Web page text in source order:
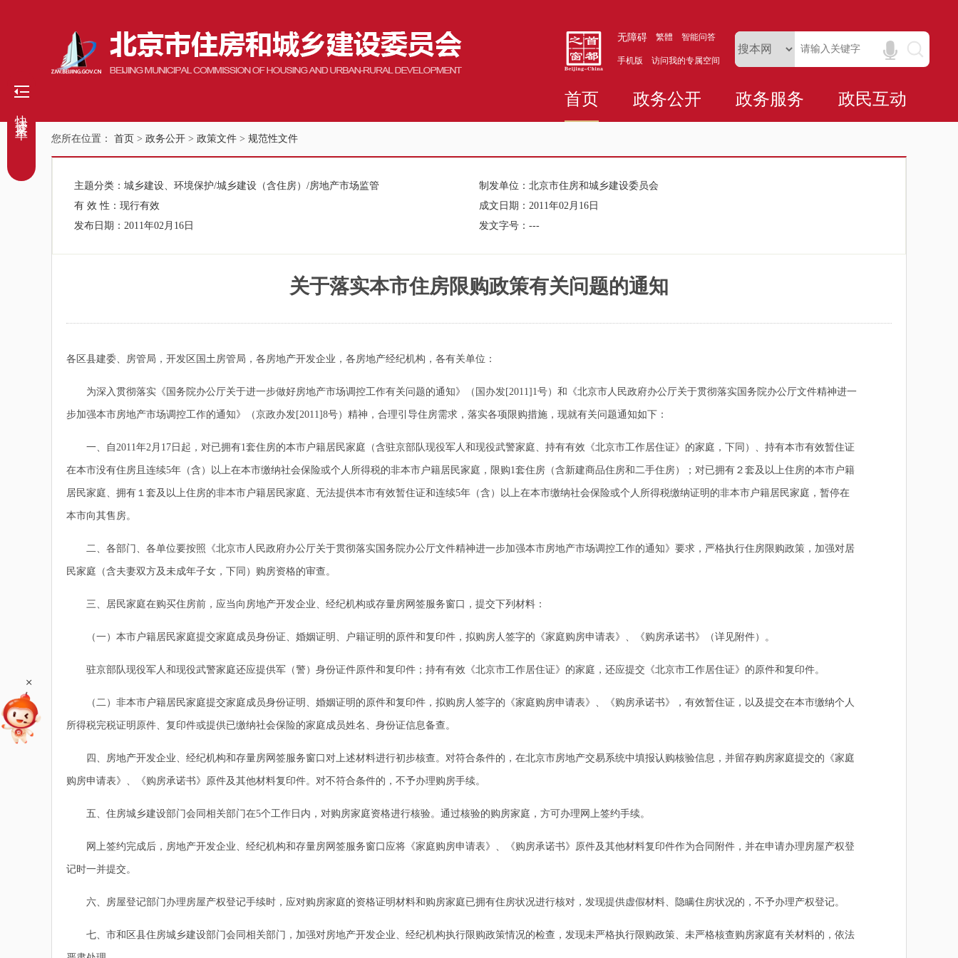
无障碍 繁體 智能问答
手机版 访问我的专属空间
首页 政务公开 政务服务 政民互动
您所在位置： 首页 > 政务公开 > 政策文件 > 规范性文件
主题分类： 城乡建设、环境保护/城乡建设（含住房）/房地产市场监管 制发单位： 北京市住房和城乡建设委员会
有 效 性： 现行有效 成文日期： 2011年02月16日
发布日期： 2011年02月16日 发文字号： ---
关于落实本市住房限购政策有关问题的通知
各区县建委、房管局，开发区国土房管局，各房地产开发企业，各房地产经纪机构，各有关单位：
为深入贯彻落实《国务院办公厅关于进一步做好房地产市场调控工作有关问题的通知》（国办发[2011]1号）和《北京市人民政府办公厅关于贯彻落实国务院办公厅文件精神进一
步加强本市房地产市场调控工作的通知》（京政办发[2011]8号）精神，合理引导住房需求，落实各项限购措施，现就有关问题通知如下：
一、自2011年2月17日起，对已拥有1套住房的本市户籍居民家庭（含驻京部队现役军人和现役武警家庭、持有有效《北京市工作居住证》的家庭，下同）、持有本市有效暂住证
在本市没有住房且连续5年（含）以上在本市缴纳社会保险或个人所得税的非本市户籍居民家庭，限购1套住房（含新建商品住房和二手住房）；对已拥有２套及以上住房的本市户籍
居民家庭、拥有１套及以上住房的非本市户籍居民家庭、无法提供本市有效暂住证和连续5年（含）以上在本市缴纳社会保险或个人所得税缴纳证明的非本市户籍居民家庭，暂停在
本市向其售房。
二、各部门、各单位要按照《北京市人民政府办公厅关于贯彻落实国务院办公厅文件精神进一步加强本市房地产市场调控工作的通知》要求，严格执行住房限购政策，加强对居
民家庭（含夫妻双方及未成年子女，下同）购房资格的审查。
三、居民家庭在购买住房前，应当向房地产开发企业、经纪机构或存量房网签服务窗口，提交下列材料：
（一）本市户籍居民家庭提交家庭成员身份证、婚姻证明、户籍证明的原件和复印件，拟购房人签字的《家庭购房申请表》、《购房承诺书》（详见附件）。
驻京部队现役军人和现役武警家庭还应提供军（警）身份证件原件和复印件；持有有效《北京市工作居住证》的家庭，还应提交《北京市工作居住证》的原件和复印件。
（二）非本市户籍居民家庭提交家庭成员身份证明、婚姻证明的原件和复印件，拟购房人签字的《家庭购房申请表》、《购房承诺书》，有效暂住证，以及提交在本市缴纳个人
所得税完税证明原件、复印件或提供已缴纳社会保险的家庭成员姓名、身份证信息备查。
四、房地产开发企业、经纪机构和存量房网签服务窗口对上述材料进行初步核查。对符合条件的，在北京市房地产交易系统中填报认购核验信息，并留存购房家庭提交的《家庭
购房申请表》、《购房承诺书》原件及其他材料复印件。对不符合条件的，不予办理购房手续。
五、住房城乡建设部门会同相关部门在5个工作日内，对购房家庭资格进行核验。通过核验的购房家庭，方可办理网上签约手续。
网上签约完成后，房地产开发企业、经纪机构和存量房网签服务窗口应将《家庭购房申请表》、《购房承诺书》原件及其他材料复印件作为合同附件，并在申请办理房屋产权登
记时一并提交。
六、房屋登记部门办理房屋产权登记手续时，应对购房家庭的资格证明材料和购房家庭已拥有住房状况进行核对，发现提供虚假材料、隐瞒住房状况的，不予办理产权登记。
七、市和区县住房城乡建设部门会同相关部门，加强对房地产开发企业、经纪机构执行限购政策情况的检查，发现未严格执行限购政策、未严格核查购房家庭有关材料的，依法
+
快捷菜单